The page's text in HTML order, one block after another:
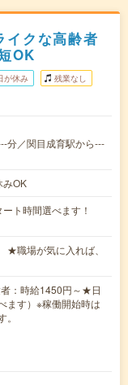
イクな高齢者
OK
が休み 残業なし
分／関目成育駅から---
OK
ト時間選べます！
職場が気に入れば、
：時給1450円～★日
ます）※稼働開始時は